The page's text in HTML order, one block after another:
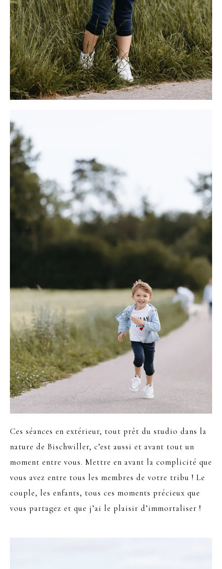
Ces séances en extérieur, tout prêt du studio dans la
nature de Bischwiller, c’est aussi et avant tout un
moment entre vous. Mettre en avant la complicité que
vous avez entre tous les membres de votre tribu ! Le
couple, les enfants, tous ces moments précieux que
vous partagez et que j’ai le plaisir d’immortaliser !